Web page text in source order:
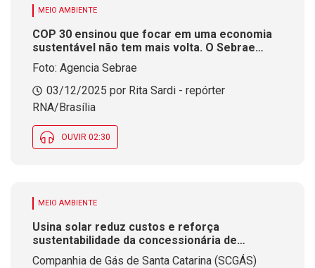
MEIO AMBIENTE
COP 30 ensinou que focar em uma economia
sustentável não tem mais volta. O Sebrae
participou do evento para posicionar os
pequenos negócios nesta transição
Foto: Agencia Sebrae
03/12/2025 por Rita Sardi - repórter
RNA/Brasília
OUVIR 02:30
MEIO AMBIENTE
Usina solar reduz custos e reforça
sustentabilidade da concessionária de
distribuição de gás natural em SC
Companhia de Gás de Santa Catarina (SCGÁS)